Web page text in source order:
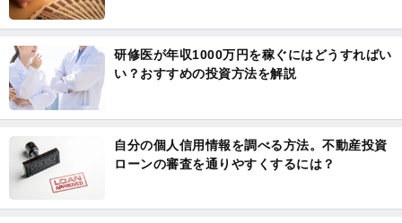
研修医が年収1000万円を稼ぐにはどうすればい
い？おすすめの投資方法を解説
自分の個人信用情報を調べる方法。不動産投資
ローンの審査を通りやすくするには？